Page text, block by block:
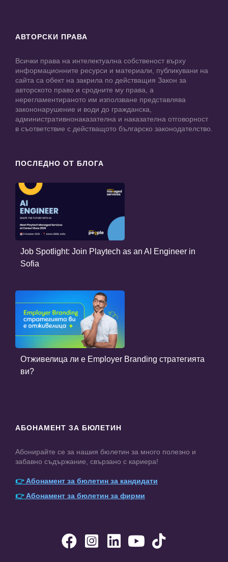
АВТОРСКИ ПРАВА
Всички права на интелектуална собственост върху
информационните ресурси и материали, публикувани на
сайта са обект на закрила по действащия Закон за
авторското право и сродните му права, а
нерегламентираното им използване представлява
закононарушение и води до гражданска,
административнонаказателна и наказателна отговорност
в съответствие с действащото българско законодателство.
ПОСЛЕДНО ОТ БЛОГА
Job Spotlight: Join Playtech as an AI Engineer in
Sofia
Отживелица ли е Employer Branding стратегията
ви?
АБОНАМЕНТ ЗА БЮЛЕТИН
Абонирайте се за нашия бюлетин за много полезно и
забавно съдържание, свързано с кариера!
👉Абонамент за бюлетин за кандидати
👉Абонамент за бюлетин за фирми
    